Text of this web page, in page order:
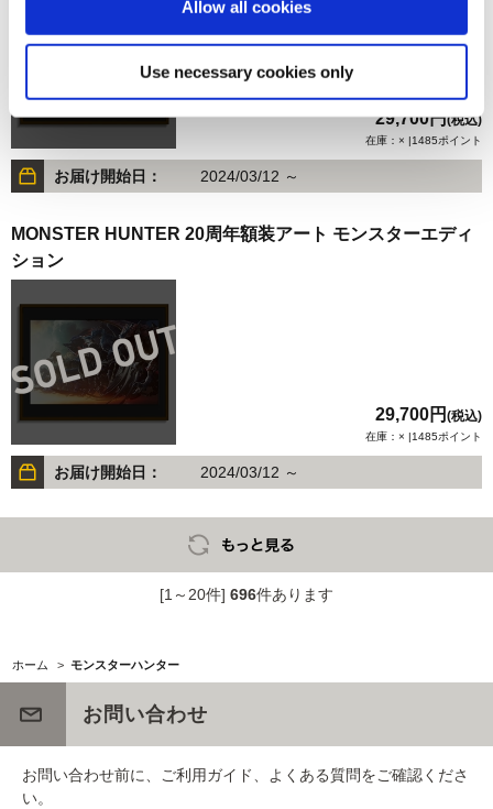
Allow all cookies
Use necessary cookies only
29,700円(税込)
在庫：× |1485ポイント
お届け開始日： 2024/03/12 ～
MONSTER HUNTER 20周年額装アート モンスターエディ
ション
29,700円 (税込)
在庫：× |1485ポイント
お届け開始日： 2024/03/12 ～
[1～20件] 696件あります
ホーム > モンスターハンター
お問い合わせ
お問い合わせ前に、ご利用ガイド、よくある質問をご確認くださ
い。